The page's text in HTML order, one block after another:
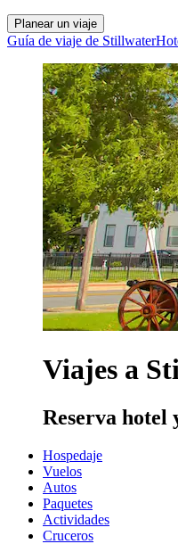
Planear un viaje
Guía de viaje de Stillwater
Viajes a
Reserva hotel
Hospedaje
Vuelos
Autos
Paquetes
Actividades
Cruceros